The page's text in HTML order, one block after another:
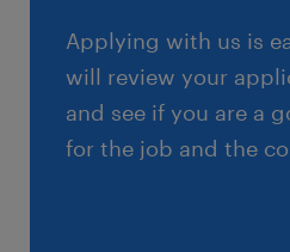
交通費
交通費あり
※自宅からバイク、車通勤
ソリン代支給あり
Applying with us is
will review your
and see if you are a
for the job and the